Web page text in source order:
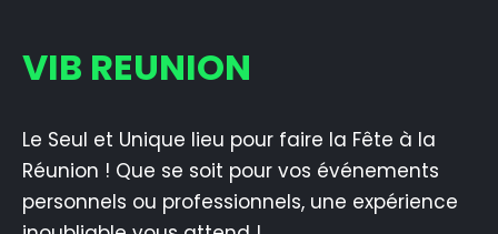
VIB REUNION
Le Seul et Unique lieu pour faire la Fête à la
Réunion ! Que se soit pour vos événements
personnels ou professionnels, une expérience